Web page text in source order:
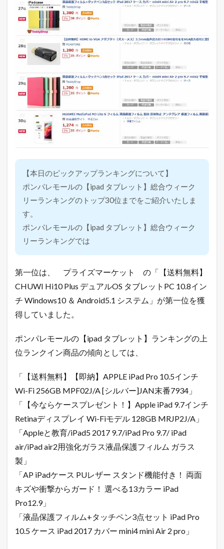
【本日のピックアップランキングについて】
ポンパレモールの【ipad タブレット】総合ウィーク
リーランキングのトップ30位までをご紹介いたしま
す。
ポンパレモールの【ipad タブレット】総合ウィーク
リーランキングでは
第一位は、 プライズマーケット の「【送料無料】
CHUWI Hi10 Plus デュアルOS タブレットPC 10.8イン
チ Windows10 ＆ Android5.1 システム」が第一位を獲
得していました。
ポンパレモールの【ipad タブレット】ランキングの上
位ランクイン商品の傾向としては、
「【送料無料】【即納】APPLE iPad Pro 10.5インチ
Wi-Fi 256GB MPF02J/A [シルバー]JAN末番7934」
「【今ならケースプレゼント！】Apple iPad 9.7インチ
Retinaディスプレイ Wi-Fiモデル 128GB MRJP2J/A」
「Appleと教育/iPad5 2017 9.7/iPad Pro 9.7/ iPad
air/iPad air2用強化ガラス液晶保護フィルム ガラス
製」
「AP iPadケース PUレザー スタンド機能付き！ 両面
キズや衝撃からガード！ 選べる13カラー iPad
Pro12.9」
「液晶保護フィルム+タッチペン3点セット iPad Pro
10.5 ケース iPad 2017 カバー mini4 mini Air 2 pro」